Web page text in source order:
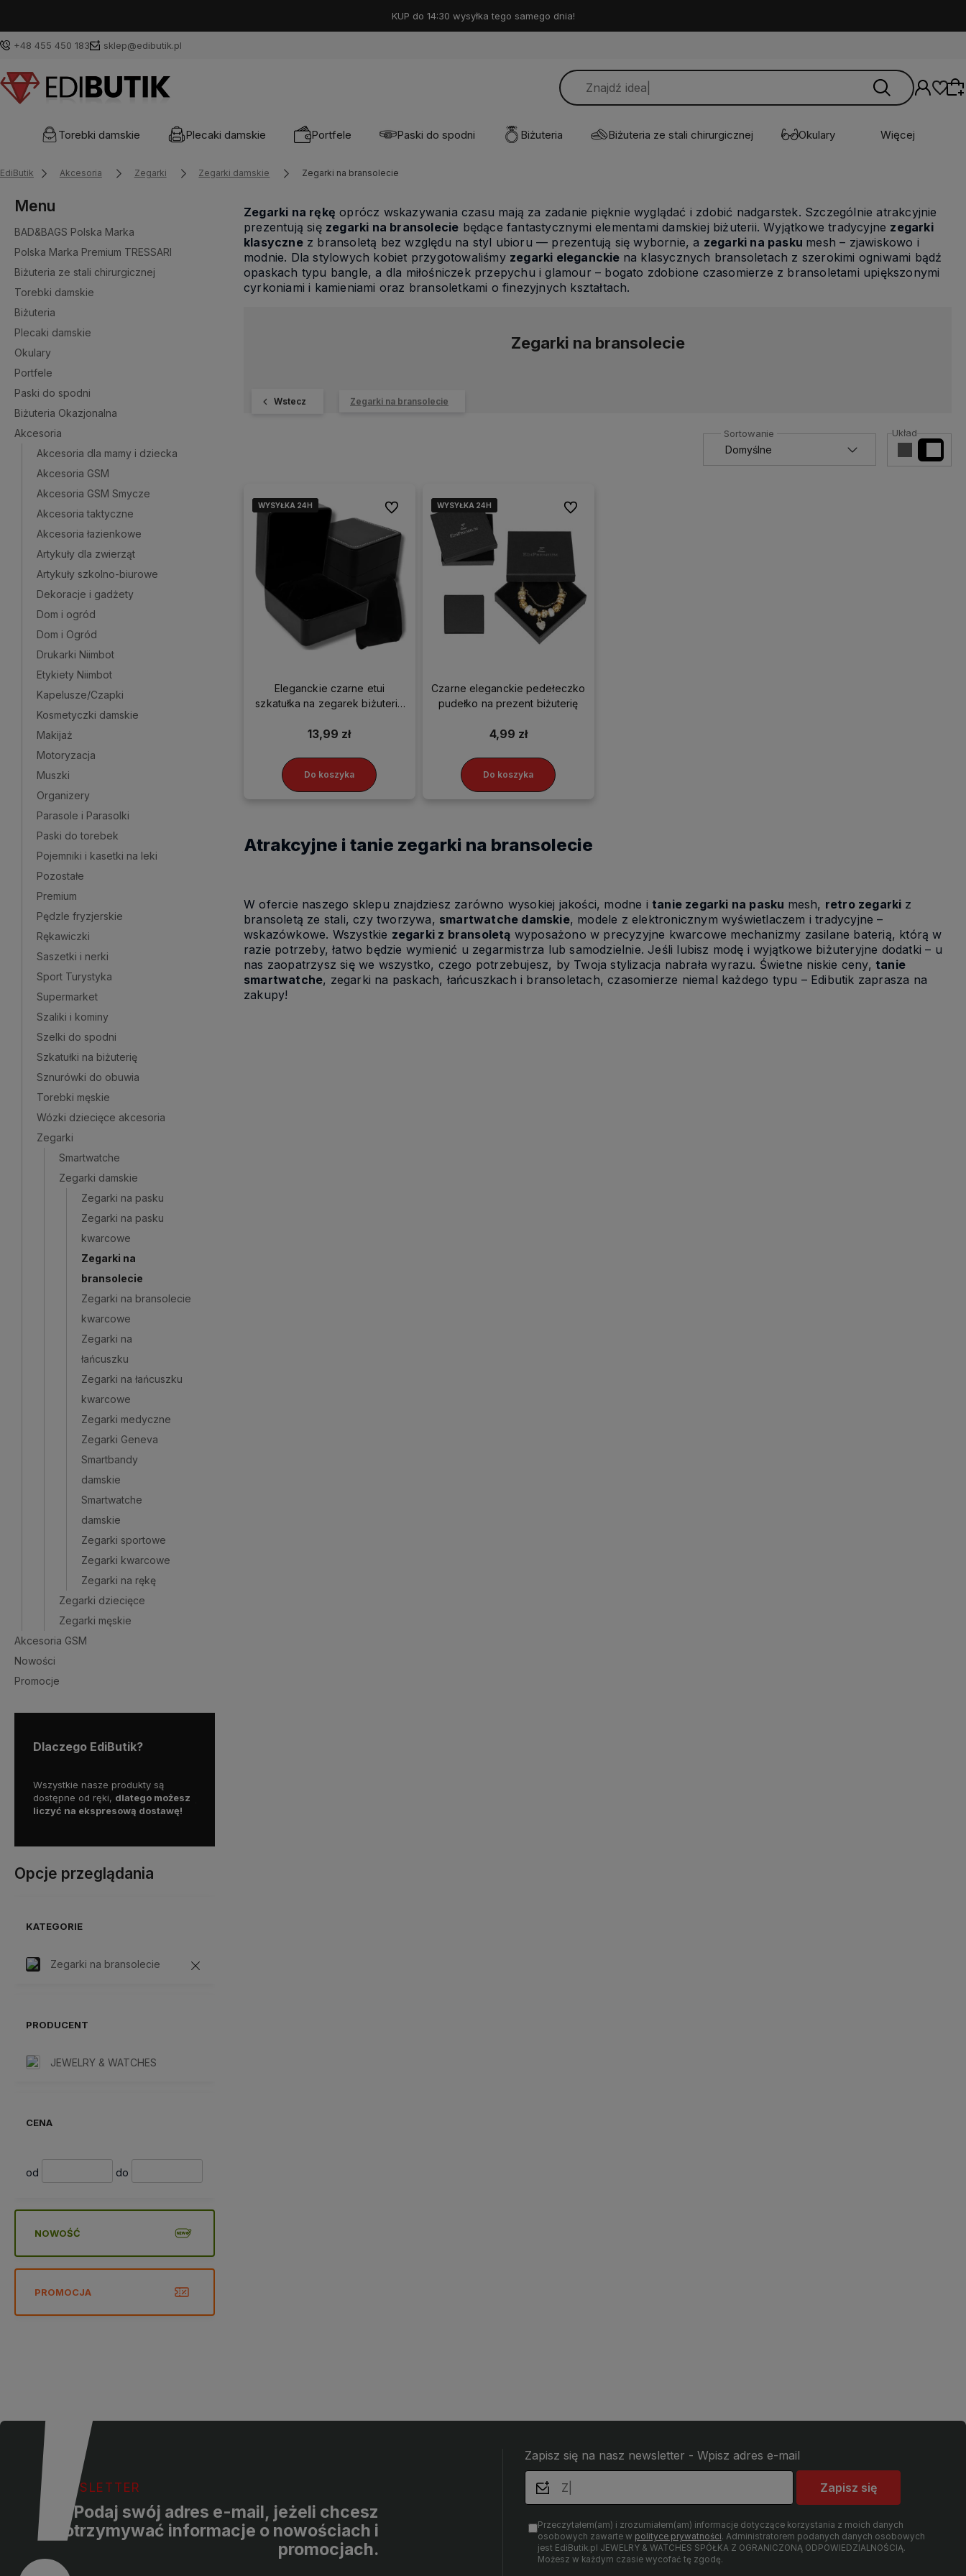
KUP do 14:30 wysyłka tego samego dnia!
+48 455 450 183 sklep@edibutik.pl
oferty lub zaloguj się, aby przywrócić dodane
produkty do listy z poprzedniej sesji.
Torebki damskie Plecaki damskie Portfele Paski do spodni Biżuteria Biżuteria ze stali chirurgicznej Okulary Więcej
EdiButik Akcesoria Zegarki Zegarki damskie Zegarki na bransolecie
Menu
BAD&BAGS Polska Marka
Polska Marka Premium TRESSARI
Biżuteria ze stali chirurgicznej
Torebki damskie
Biżuteria
Plecaki damskie
Okulary
Portfele
Paski do spodni
Biżuteria Okazjonalna
Akcesoria
Akcesoria dla mamy i dziecka
Akcesoria GSM
Akcesoria GSM Smycze
Akcesoria taktyczne
Akcesoria łazienkowe
Artykuły dla zwierząt
Artykuły szkolno-biurowe
Dekoracje i gadżety
Dom i ogród
Dom i Ogród
Drukarki Niimbot
Etykiety Niimbot
Kapelusze/Czapki
Kosmetyczki damskie
Makijaż
Motoryzacja
Muszki
Organizery
Parasole i Parasolki
Paski do torebek
Pojemniki i kasetki na leki
Pozostałe
Premium
Pędzle fryzjerskie
Rękawiczki
Saszetki i nerki
Sport Turystyka
Supermarket
Szaliki i kominy
Szelki do spodni
Szkatułki na biżuterię
Sznurówki do obuwia
Torebki męskie
Wózki dziecięce akcesoria
Zegarki
Smartwatche
Zegarki damskie
Zegarki na pasku
Zegarki na pasku
kwarcowe
Zegarki na
bransolecie
Zegarki na bransolecie
kwarcowe
Zegarki na
łańcuszku
Zegarki na łańcuszku
kwarcowe
Zegarki medyczne
Zegarki Geneva
Smartbandy
damskie
Smartwatche
damskie
Zegarki sportowe
Zegarki kwarcowe
Zegarki na rękę
Zegarki dziecięce
Zegarki męskie
Akcesoria GSM
Nowości
Promocje
Dlaczego EdiButik?
Wszystkie nasze produkty są
dostępne od ręki, dlatego możesz
liczyć na ekspresową dostawę!
Opcje przeglądania
KATEGORIE
Zegarki na bransolecie
PRODUCENT
JEWELRY & WATCHES
CENA
od do
NOWOŚĆ
PROMOCJA
Zegarki na rękę oprócz wskazywania czasu mają za zadanie pięknie wyglądać i zdobić nadgarstek. Szczególnie atrakcyjnie
prezentują się zegarki na bransolecie będące fantastycznymi elementami damskiej biżuterii. Wyjątkowe tradycyjne zegarki
klasycznez bransoletą bez względu na styl ubioru — prezentują się wybornie, a zegarki na pasku mesh – zjawiskowo i
modnie. Dla stylowych kobiet przygotowaliśmy zegarki eleganckie na klasycznych bransoletach z szerokimi ogniwami bądź
opaskach typu bangle, a dla miłośniczek przepychu i glamour – bogato zdobione czasomierze z bransoletami upiększonymi
cyrkoniami i kamieniami oraz bransoletkami o finezyjnych kształtach.
Zegarki na bransolecie
Wstecz Zegarki na bransolecie
Układ
WYSYŁKA 24H
WYSYŁKA 24H
WYSYŁKA 24H
Eleganckie czarne etui
szkatułka na zegarek biżuterię
13,99 zł
Do koszyka
Do ulubionychWYSYŁKA 24H
WYSYŁKA 24H
WYSYŁKA 24H
Czarne eleganckie pedełeczko
pudełko na prezent biżuterię
4,99 zł
Do koszyka
Do ulubionych
Atrakcyjne i tanie zegarki na bransolecie
W ofercie naszego sklepu znajdziesz zarówno wysokiej jakości, modne i tanie zegarki na pasku mesh, retro zegarki z
bransoletą ze stali, czy tworzywa, smartwatche damskie, modele z elektronicznym wyświetlaczem i tradycyjne –
wskazówkowe. Wszystkie zegarki z bransoletą wyposażono w precyzyjne kwarcowe mechanizmy zasilane baterią, którą w
razie potrzeby, łatwo będzie wymienić u zegarmistrza lub samodzielnie. Jeśli lubisz modę i wyjątkowe biżuteryjne dodatki – u
nas zaopatrzysz się we wszystko, czego potrzebujesz, by Twoja stylizacja nabrała wyrazu. Świetne niskie ceny, tanie
smartwatche, zegarki na paskach, łańcuszkach i bransoletach, czasomierze niemal każdego typu – Edibutik zaprasza na
zakupy!
NEWSLETTER
Podaj swój adres e-mail, jeżeli chcesz
otrzymywać informacje o nowościach i
promocjach.
Zapisz się na nasz newsletter - Wpisz adres e-mail
Zapisz się
Przeczytałem(am) i zrozumiałem(am) informacje dotyczące korzystania z moich danych
osobowych zawarte w polityce prywatności. Administratorem podanych danych osobowych
jest EdiButik.pl JEWELRY & WATCHES SPÓŁKA Z OGRANICZONĄ ODPOWIEDZIALNOŚCIĄ.
Możesz w każdym czasie wycofać tę zgodę.